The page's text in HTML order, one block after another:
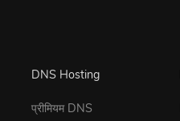
DNS Hosting
प्रीमियम DNS